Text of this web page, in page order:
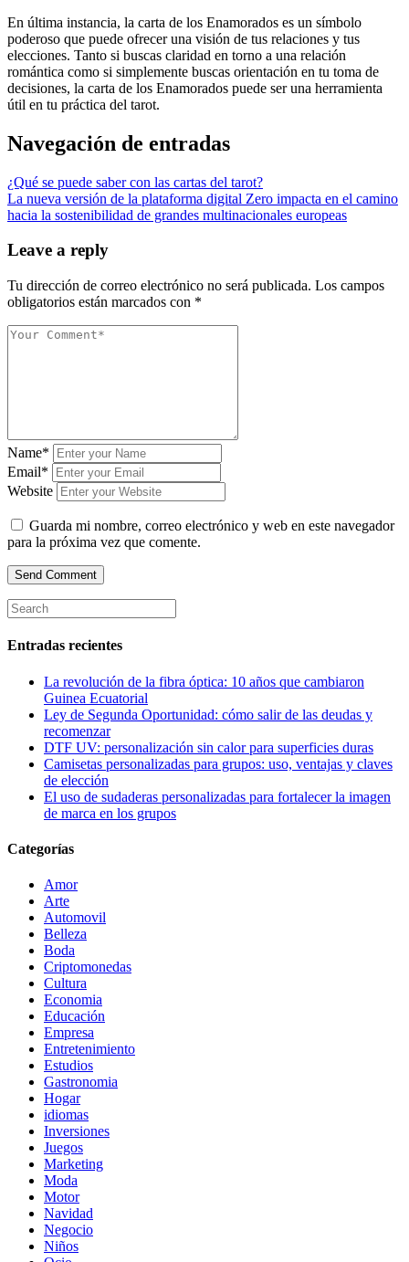
En última instancia, la carta de los Enamorados es un símbolo
poderoso que puede ofrecer una visión de tus relaciones y tus
elecciones. Tanto si buscas claridad en torno a una relación
romántica como si simplemente buscas orientación en tu toma de
decisiones, la carta de los Enamorados puede ser una herramienta
útil en tu práctica del tarot.
Navegación de entradas
¿Qué se puede saber con las cartas del tarot?
La nueva versión de la plataforma digital Zero impacta en el camino
hacia la sostenibilidad de grandes multinacionales europeas
Leave a reply
Tu dirección de correo electrónico no será publicada. Los campos
obligatorios están marcados con *
Name*
Email*
Website
Guarda mi nombre, correo electrónico y web en este navegador
para la próxima vez que comente.
Entradas recientes
La revolución de la fibra óptica: 10 años que cambiaron
Guinea Ecuatorial
Ley de Segunda Oportunidad: cómo salir de las deudas y
recomenzar
DTF UV: personalización sin calor para superficies duras
Camisetas personalizadas para grupos: uso, ventajas y claves
de elección
El uso de sudaderas personalizadas para fortalecer la imagen
de marca en los grupos
Categorías
Amor
Arte
Automovil
Belleza
Boda
Criptomonedas
Cultura
Economia
Educación
Empresa
Entretenimiento
Estudios
Gastronomia
Hogar
idiomas
Inversiones
Juegos
Marketing
Moda
Motor
Navidad
Negocio
Niños